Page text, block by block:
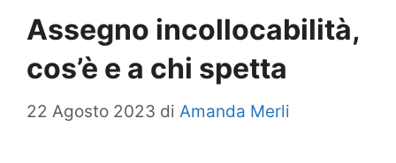
Assegno incollocabilità,
cos’è e a chi spetta
22 Agosto 2023 di Amanda Merli